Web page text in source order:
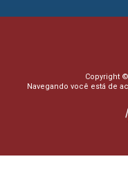
Copyright
Navegando você está de